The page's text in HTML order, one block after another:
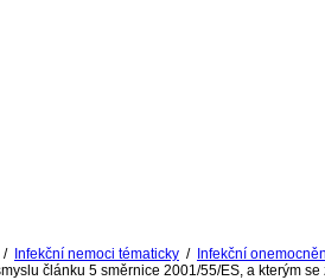
/ Infekční nemoci tématicky / Infekční
článku 5 směrnice 2001/55/ES, a kterým